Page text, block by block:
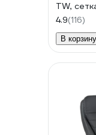
TW,
4.9(116)
В корзину